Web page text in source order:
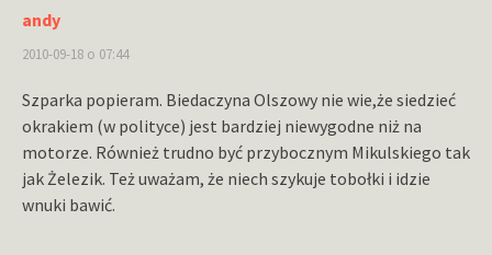
andy
2010-09-18 o 07:44
Szparka popieram. Biedaczyna Olszowy nie wie,że siedzieć
okrakiem (w polityce) jest bardziej niewygodne niż na
motorze. Również trudno być przybocznym Mikulskiego tak
jak Żelezik. Też uważam, że niech szykuje tobołki i idzie
wnuki bawić.